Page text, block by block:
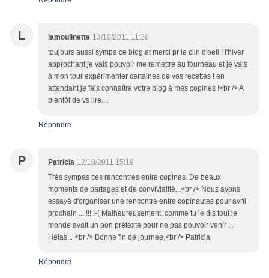
L lamoulinette 13/10/2011 11:36
toujours aussi sympa ce blog et merci pr le clin d'oeil ! l'hiver
approchant je vais pouvoir me remettre au fourneau et je vais
à mon tour expérimenter certaines de vos recettes ! en
attendant je fais connaître votre blog à mes copines !<br /> A
bientôt de vs lire....
Répondre
P Patricia 12/10/2011 15:19
Très sympas ces rencontres entre copines. De beaux
moments de partages et de convivialité...<br /> Nous avons
essayé d'organiser une rencontre entre copinautes pour avril
prochain ... !!! :-( Malheureusement, comme tu le dis tout le
monde avait un bon prétexte pour ne pas pouvoir venir ...
Hélas... <br /> Bonne fin de journée,<br /> Patricia
Répondre